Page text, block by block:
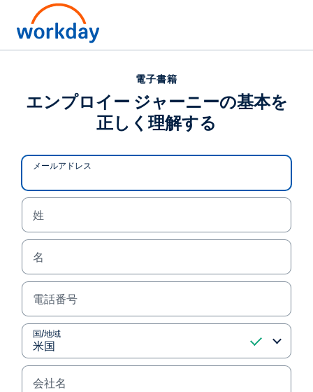
エンプロイー ジャーニー
の基本を正しく理解する
未来に対応できる強力な人事部門の基盤を構築する
ような基盤を構築することで、プランニングから採
用、退職に至るまで、エンプロイー ジャーニー全体
を通じて効果を最大限に引き出す体制を整えること
ができます。
電子書籍を読む
電子書籍
エンプロイー ジャーニーの基本を
正しく理解する
メールアドレス
姓
名
電話番号
国/地域
会社名